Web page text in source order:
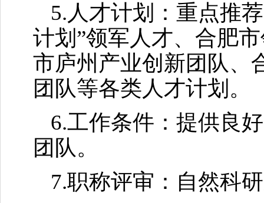
5.人才计划：重点推
计划”领军人才、合肥
市庐州产业创新团队、
团队等各类人才计划。
6.工作条件：提供良
团队。
7.职称评审：自然科